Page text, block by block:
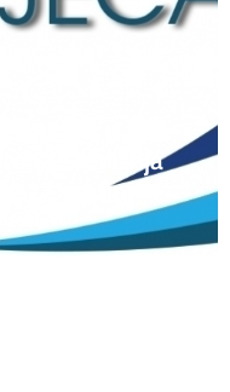
Središnja
godini